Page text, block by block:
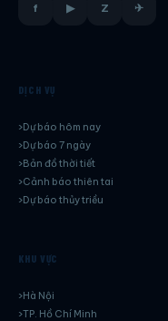
f ▶ Z ✈
DỊCH VỤ
Dự báo hôm nay
Dự báo 7 ngày
Bản đồ thời tiết
Cảnh báo thiên tai
Dự báo thủy triều
KHU VỰC
Hà Nội
TP. Hồ Chí Minh